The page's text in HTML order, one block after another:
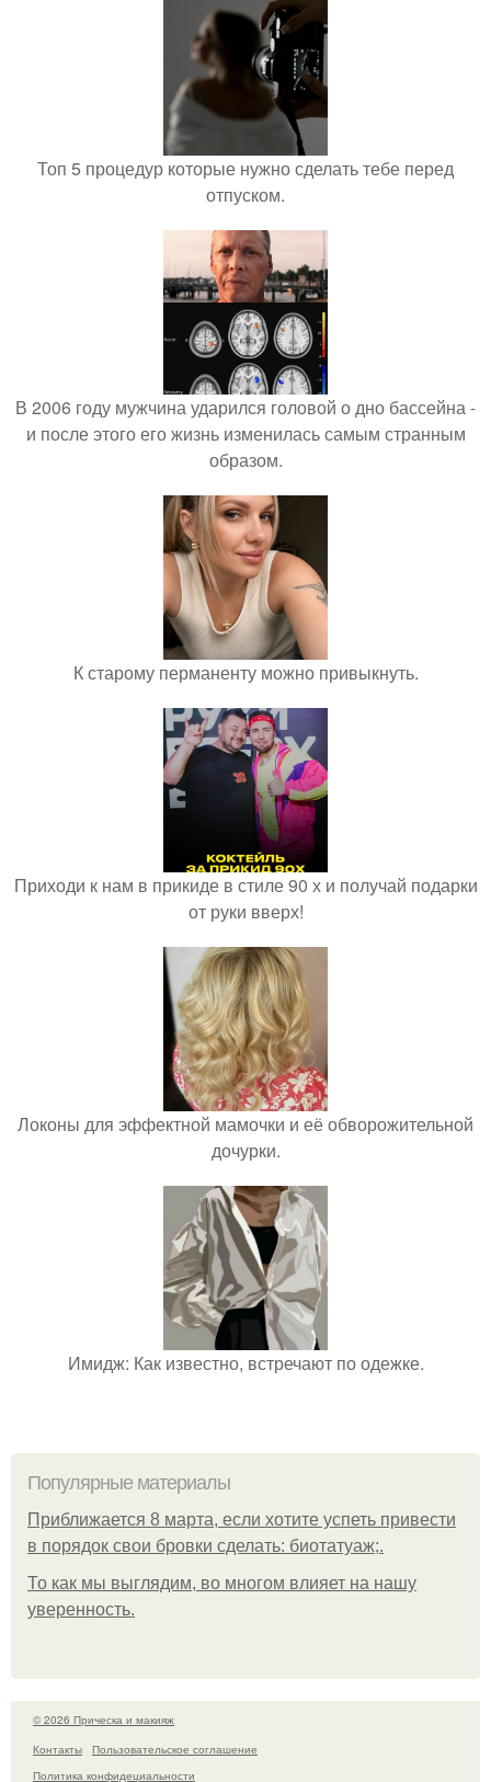
Топ 5 процедур которые нужно сделать тебе перед
отпуском.
В 2006 году мужчина ударился головой о дно бассейна -
и после этого его жизнь изменилась самым странным
образом.
К старому перманенту можно привыкнуть.
Приходи к нам в прикиде в стиле 90 х и получай подарки
от руки вверх!
Локоны для эффектной мамочки и её обворожительной
дочурки.
Имидж: Как известно, встречают по одежке.
Популярные материалы
Приближается 8 марта, если хотите успеть привести
в порядок свои бровки сделать: биотатуаж;.
То как мы выглядим, во многом влияет на нашу
уверенность.
© 2026 Прическа и макияж
Контакты
Пользовательское соглашение
Политика конфидециальности